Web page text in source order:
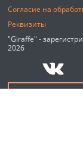
Согласие на
Реквизиты
"Giraffe" -
2026